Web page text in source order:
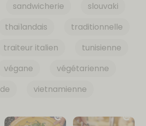
sandwicherie
slouvaki
thaïlandais
traditionnelle
traiteur italien
tunisienne
végane
végétarienne
vietnamienne